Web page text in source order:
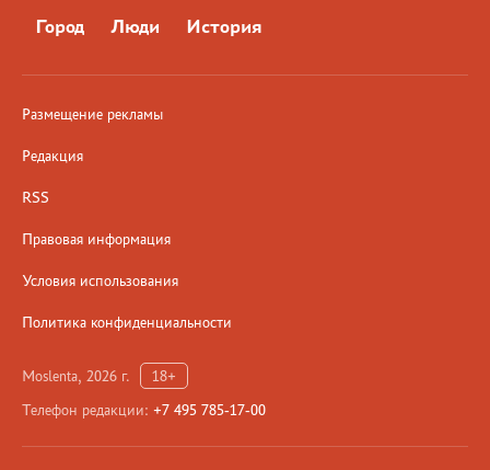
Город Люди История
Размещение рекламы
Редакция
RSS
Правовая информация
Условия использования
Политика конфиденциальности
Moslenta, 2026 г.
18+
Телефон редакции: +7 495 785-17-00